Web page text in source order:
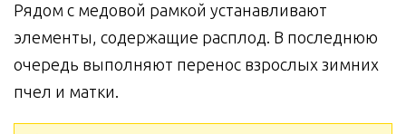
Рядом с медовой рамкой устанавливают
элементы, содержащие расплод. В последнюю
очередь выполняют перенос взрослых зимних
пчел и матки.